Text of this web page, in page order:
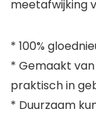
meetafwijking
* 100%
* Gemaakt
praktisch in
* Duurzaam